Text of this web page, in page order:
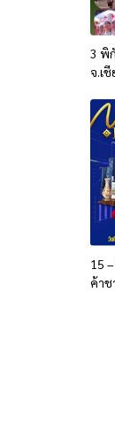
3 พิ
จ.เ
15
ค้า